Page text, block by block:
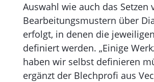
Auswahl wie auch das Setzen
Bearbeitungsmustern über
erfolgt, in denen die
definiert werden. „Einige
haben wir selbst definieren
ergänzt der Blechprofi aus